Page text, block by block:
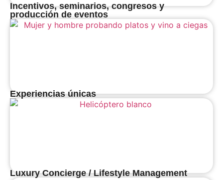
Incentivos, seminarios, congresos y
producción de eventos
Experiencias únicas
Luxury Concierge / Lifestyle Management